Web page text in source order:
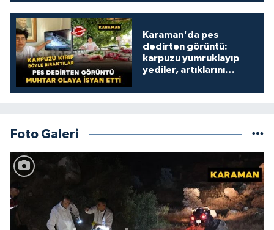
Karaman'da pes
dedirten görüntü:
karpuzu yumruklayıp
yediler, artıklarını
Foto Galeri